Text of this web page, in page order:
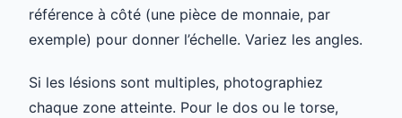
référence à côté (une pièce de monnaie, par
exemple) pour donner l’échelle. Variez les angles.
Si les lésions sont multiples, photographiez
chaque zone atteinte. Pour le dos ou le torse,